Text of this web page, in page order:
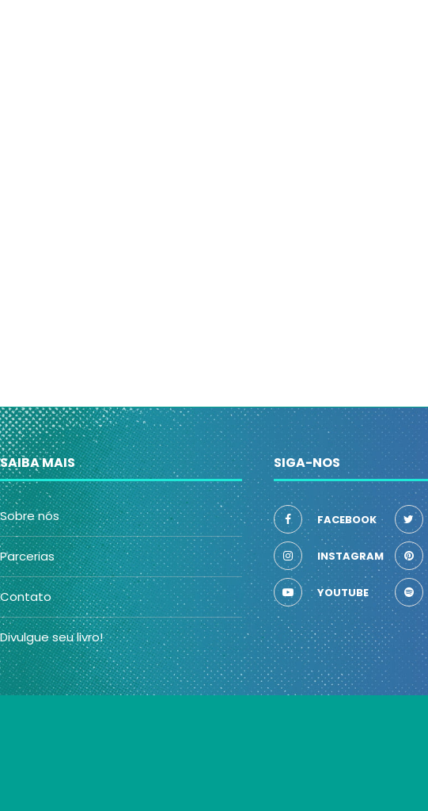
SAIBA MAIS
Sobre nós
Parcerias
Contato
Divulgue seu livro!
SIGA-NOS
FACEBOOK
INSTAGRAM
YOUTUBE